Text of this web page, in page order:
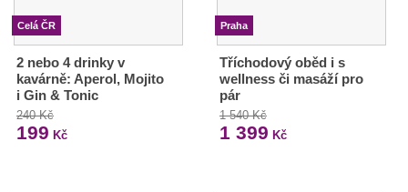
Celá ČR
2 nebo 4 drinky v
kavárně: Aperol, Mojito
i Gin & Tonic
240 Kč
199 Kč
Praha
Tříchodový oběd i s
wellness či masáží pro
pár
1 540 Kč
1 399 Kč